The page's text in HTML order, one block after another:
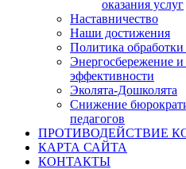
оказания услуг
Наставничество
Наши достижения
Политика
Энергосбережение
эффективности
Эколята-Дошколята
Снижение
педагогов
ПРОТИВОДЕЙСТВИЕ
КАРТА САЙТА
КОНТАКТЫ